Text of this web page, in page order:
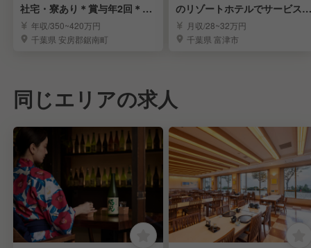
社宅・寮あり＊賞与年2回＊最
高のロケーション✨
年収/350~420万円
千葉県 安房郡鋸南町
のリゾートホテルでサービスチ
ーフを募集
月収/28~32万円
千葉県 富津市
同じエリアの求人